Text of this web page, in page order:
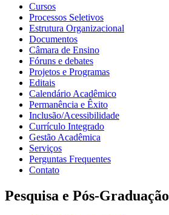
Cursos
Processos Seletivos
Estrutura Organizacional
Documentos
Câmara de Ensino
Fóruns e debates
Projetos e Programas
Editais
Calendário Acadêmico
Permanência e Êxito
Inclusão/Acessibilidade
Currículo Integrado
Gestão Acadêmica
Serviços
Perguntas Frequentes
Contato
Pesquisa e Pós-Graduação